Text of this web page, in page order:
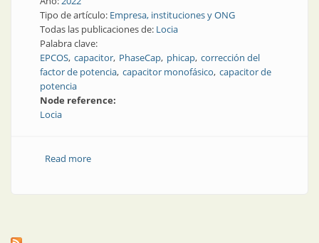
Tipo de artículo: Empresa, instituciones y ONG
Todas las publicaciones de: Locia
Palabra clave:
EPCOS capacitor PhaseCap phicap corrección del
factor de potencia capacitor monofásico capacitor de
potencia
Node reference:
Locia
Read moreabout La empresa de los capacitores y la corrección